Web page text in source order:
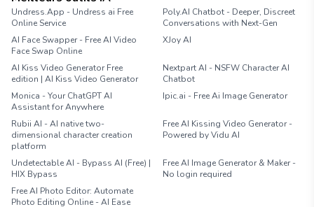
Undress.App - Undress ai Free
Online Service
Poly.AI Chatbot - Deeper, Discreet
Conversations with Next-Gen
AI Face Swapper - Free AI Video
Face Swap Online
XJoy AI
AI Kiss Video Generator Free
edition | AI Kiss Video Generator
Nextpart AI - NSFW Character AI
Chatbot
Monica - Your ChatGPT AI
Assistant for Anywhere
Ipic.ai - Free Ai Image Generator
Rubii AI - AI native two-
dimensional character creation
platform
Free AI Kissing Video Generator -
Powered by Vidu AI
Undetectable AI - Bypass AI (Free) |
HIX Bypass
Free AI Image Generator & Maker -
No login required
Free AI Photo Editor: Automate
Photo Editing Online - AI Ease